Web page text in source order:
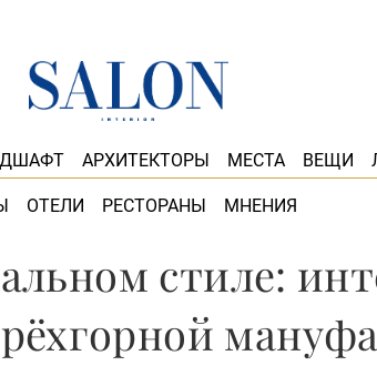
АРХИТЕКТОРЫ МЕСТА ВЕЩИ
ОТЕЛИ РЕСТОРАНЫ МНЕНИЯ
стиле: